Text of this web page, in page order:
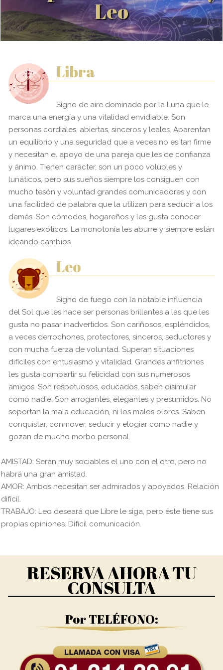
Leo
Libra
Signo de aire dominado por la Luna que le
marca una energía y una vitalidad envidiable. Son
personas cordiales, abiertas, sinceros y leales. Aparentan
un equilibrio y una seguridad que a veces no es tan firme
y necesitan el apoyo de una pareja que les de confianza
y ánimo. Tienen carácter, son un poco volubles y
lunáticos, pero sus sueños siempre los consiguen con
mucho tesón y voluntad grandes comunicadores y con
una facilidad de palabra que la utilizan para seducir a los
demás. Son cómodos, hogareños y les gusta conocer
lugares exóticos. La monotonía les aburre y siempre están
ideando cambios.
Leo
Signo de fuego con la notable influencia
del Sol que les hace ser personas brillantes a las que les
gusta no pasar inadvertidos. Son cariñosos, espléndidos,
a veces derrochones, protectores, sinceros, seductores y
con mucha fuerza de voluntad. Superan situaciones
difíciles con entusiasmo y vitalidad. Grandes anfitriones
les gusta compartir su felicidad con sus numerosos
amigos. Son respetuosos, educados, saben disimular
como nadie. Son arrogantes, elegantes y presumidos. No
soportan la mala educación, ni los malos olores. Saben
conquistar, conmover, seducir y elogiar como nadie y
gozan de mucho morbo personal.
AMISTAD: Serán muy sociables el uno con el otro, pero no
habrá una gran amistad.
AMOR: Ambos necesitan ser admirados y apoyados. Relación
difícil.
TRABAJO: Leo deseará que Libre le siga, pero éste tiene sus
propias opiniones. Difícil comunicación.
RESERVA AHORA TU
CONSULTA
Por TELÉFONO: